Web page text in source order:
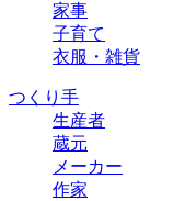
家事
子育て
衣服・雑貨
つくり手
生産者
蔵元
メーカー
作家